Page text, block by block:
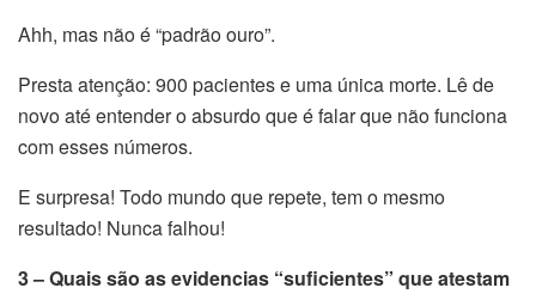
Ahh, mas não é “padrão ouro”.
Presta atenção: 900 pacientes e uma única morte. Lê de
novo até entender o absurdo que é falar que não funciona
com esses números.
E surpresa! Todo mundo que repete, tem o mesmo
resultado! Nunca falhou!
3 – Quais são as evidencias “suficientes” que atestam